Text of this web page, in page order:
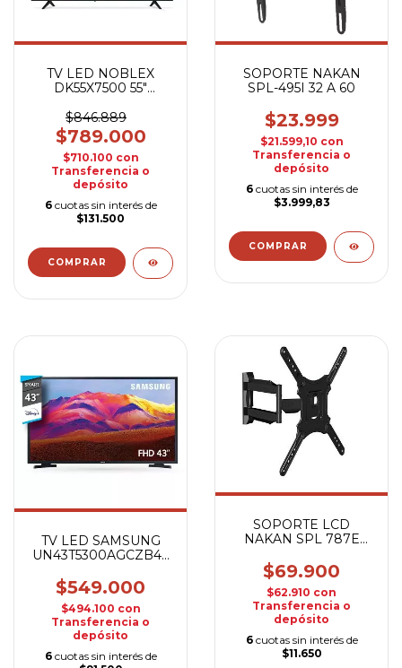
TV LED NOBLEX
DK55X7500 55"
$846.889
$789.000
$710.100 con
Transferencia o
depósito
6 cuotas sin interés de
$131.500
SOPORTE NAKAN
SPL-495I 32 A 60
$23.999
$21.599,10 con
Transferencia o
depósito
6 cuotas sin interés de
$3.999,83
TV LED SAMSUNG
UN43T5300AGCZB43
$549.000
$494.100 con
Transferencia o
depósito
6 cuotas sin interés de
SOPORTE LCD
NAKAN SPL 787E
65"
$69.900
$62.910 con
Transferencia o
depósito
6 cuotas sin interés de
$11.650